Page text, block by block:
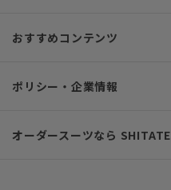
おすすめコンテンツ
ポリシー・企業情報
オーダースーツなら SHITATE